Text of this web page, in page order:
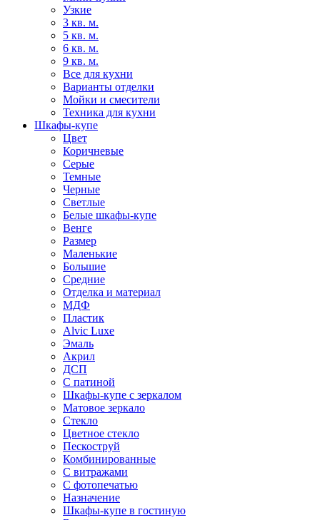
Узкие
3 кв. м.
5 кв. м.
6 кв. м.
9 кв. м.
Все для кухни
Варианты отделки
Мойки и смесители
Техника для кухни
Шкафы-купе
Цвет
Коричневые
Серые
Темные
Черные
Светлые
Белые шкафы-купе
Венге
Размер
Маленькие
Большие
Средние
Отделка и материал
МДФ
Пластик
Alvic Luxe
Эмаль
Акрил
ДСП
С патиной
Шкафы-купе с зеркалом
Матовое зеркало
Стекло
Цветное стекло
Пескоструй
Комбинированные
С витражами
С фотопечатью
Назначение
Шкафы-купе в гостиную